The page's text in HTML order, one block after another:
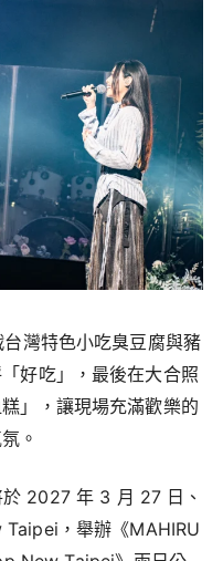
灣特色小吃臭豆腐與豬
好吃」，最後在大合照
」，讓現場充滿歡樂的
。
2027 年 3 月 27 日、
，舉辦《MAHIRU